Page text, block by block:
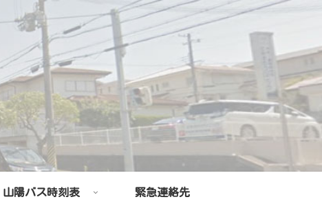
山陽バス時刻表 緊急連絡先